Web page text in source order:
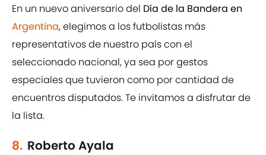
En un nuevo aniversario del Día de la Bandera en
Argentina, elegimos a los futbolistas más
representativos de nuestro país con el
seleccionado nacional, ya sea por gestos
especiales que tuvieron como por cantidad de
encuentros disputados. Te invitamos a disfrutar de
la lista.
8. Roberto Ayala